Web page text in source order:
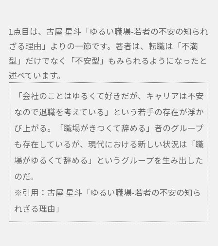
1点目は、古屋 星斗「ゆるい職場-若者の不安の知られ
ざる理由」よりの一節です。著者は、転職は「不満
型」だけでなく「不安型」もみられるようになったと
述べています。
「会社のことはゆるくて好きだが、キャリアは不安
なので退職を考えている」という若手の存在が浮か
び上がる。「職場がきつくて辞める」者のグループ
も存在しているが、現代における新しい状況は「職
場がゆるくて辞める」というグループを生み出した
のだ。
※引用：古屋 星斗「ゆるい職場-若者の不安の知ら
れざる理由」